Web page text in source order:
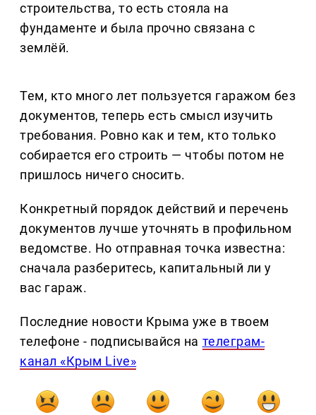
строительства, то есть стояла на
фундаменте и была прочно связана с
землёй.
Тем, кто много лет пользуется гаражом без
документов, теперь есть смысл изучить
требования. Ровно как и тем, кто только
собирается его строить — чтобы потом не
пришлось ничего сносить.
Конкретный порядок действий и перечень
документов лучше уточнять в профильном
ведомстве. Но отправная точка известна:
сначала разберитесь, капитальный ли у
вас гараж.
Последние новости Крыма уже в твоем
телефоне - подписывайся на телеграм-
канал «Крым Live»